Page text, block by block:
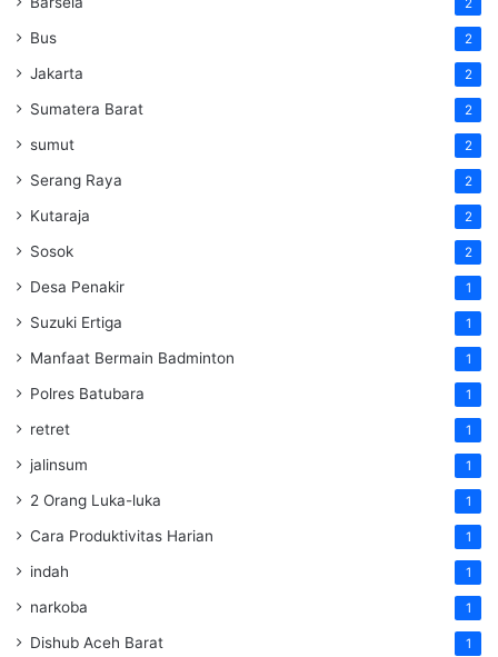
2
Bus 2
Jakarta 2
Sumatera Barat 2
sumut 2
Serang Raya 2
Kutaraja 2
Sosok 2
Desa Penakir 1
Suzuki Ertiga 1
Manfaat Bermain Badminton 1
Polres Batubara 1
retret 1
jalinsum 1
2 Orang Luka-luka 1
Cara Produktivitas Harian 1
indah 1
narkoba 1
Dishub Aceh Barat 1